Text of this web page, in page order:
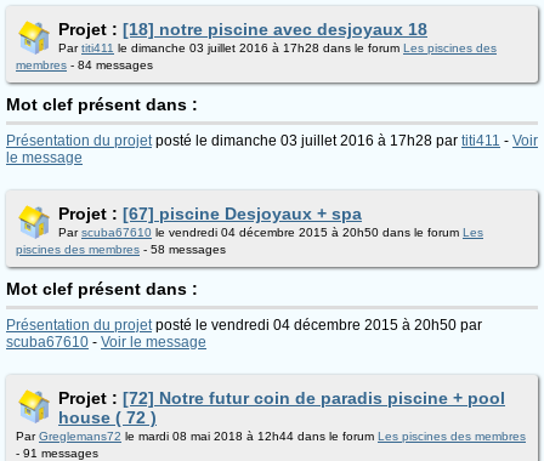
Projet : [18] notre piscine avec desjoyaux 18
Partiti411 le dimanche 03 juillet 2016 à 17h28 dans le forum Les piscines des
membres - 84 messages
Mot clef présent dans :
Présentation du projetposté le dimanche 03 juillet 2016 à 17h28 par titi411 - Voir
le message
Projet : [67] piscine Desjoyaux + spa
Parscuba67610 le vendredi 04 décembre 2015 à 20h50 dans le forum Les
piscines des membres - 58 messages
Mot clef présent dans :
Présentation du projetposté le vendredi 04 décembre 2015 à 20h50 par
scuba67610 - Voir le message
Projet : [72] Notre futur coin de paradis piscine + pool
house ( 72 )
ParGreglemans72 le mardi 08 mai 2018 à 12h44 dans le forum Les piscines des membres
- 91 messages